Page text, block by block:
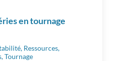
en tournage
, Ressources,
,Tournage